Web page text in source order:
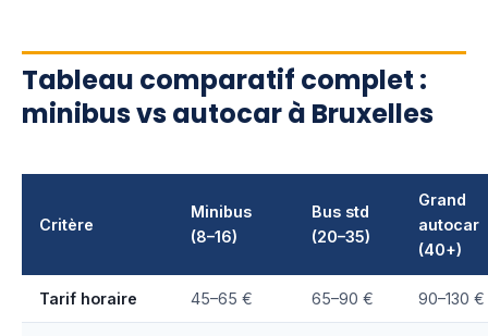
Tableau comparatif complet :
minibus vs autocar à Bruxelles
Critère
Minibus
(8–16)
Bus std
(20–35)
Grand
autocar
(40+)
Tarif horaire 45–65 € 65–90 € 90–130 €